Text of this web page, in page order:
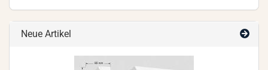
Neue Artikel